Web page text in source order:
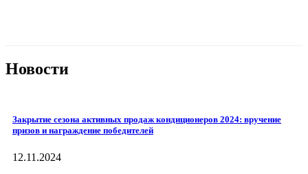
Новости
Закрытие сезона активных продаж кондиционеров 2024: вручение
призов и награждение победителей
12.11.2024